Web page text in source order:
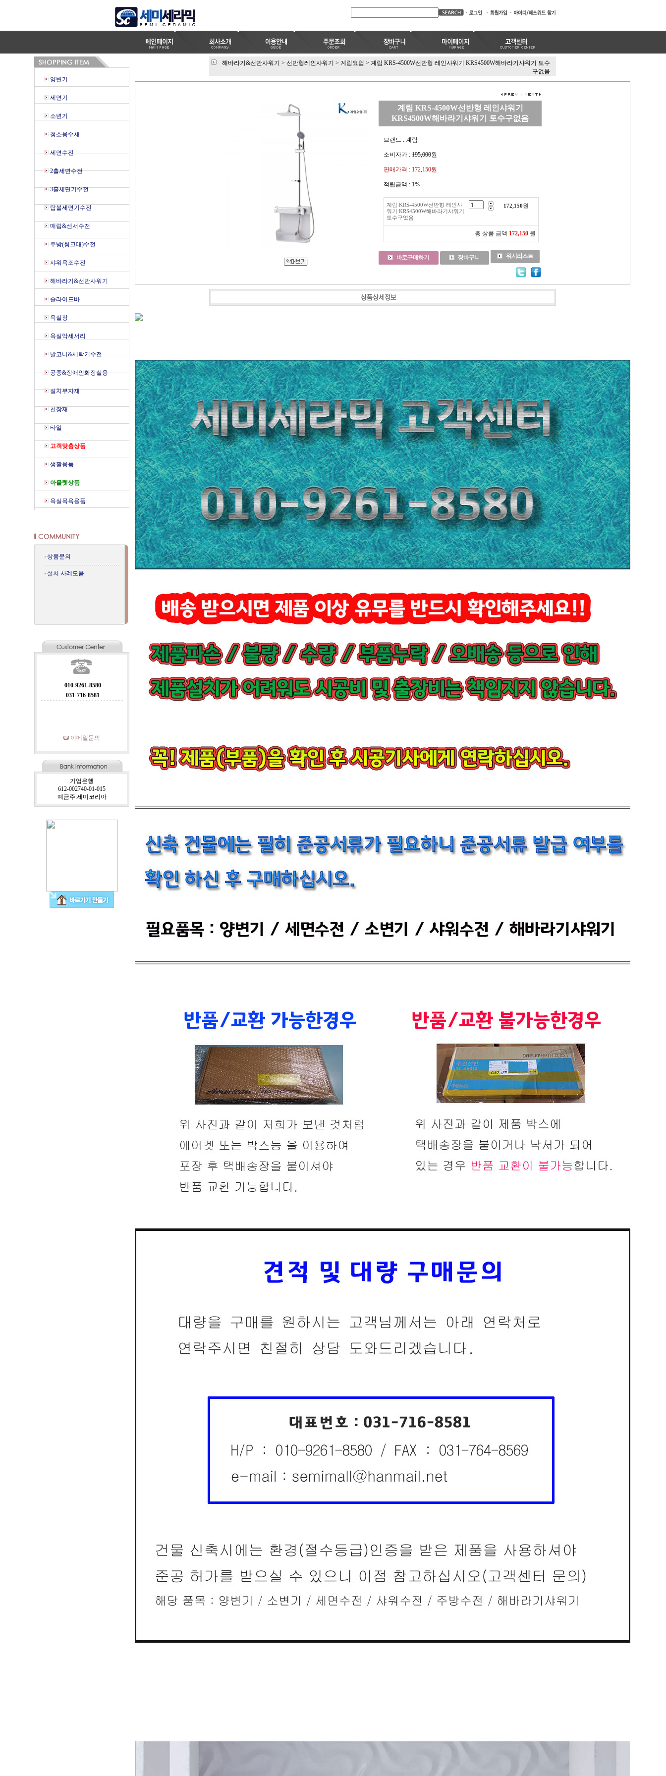
양변기
세면기
소변기
청소용수채
세면수전
2홀세면수전
3홀세면기수전
탑볼세면기수전
매립&센서수전
주방(씽크대)수전
샤워욕조수전
해바라기&선반샤워기
슬라이드바
욕실장
욕실악세서리
발코니&세탁기수전
공중&장애인화장실용
설치부자재
천장재
타일
고객맞춤상품
생활용품
아울렛상품
욕실목욕용품
상품문의
설치 사례모음
010-9261-8580
031-716-8581
이메일문의
기업은행
612-002740-01-015
예금주:세미코리아
해바라기&선반샤워기 > 선반형레인샤워기 > 계림요업 > 계림 KRS-4500W선반형 레인샤워기 KRS4500W해바라기샤워기 토수
구없음
계림 KRS-4500W선반형 레인샤워기
KRS4500W해바라기샤워기 토수구없음
브랜드 : 계림
소비자가 : 195,000원
판매가격 : 172,150원
적립금액 : 1%
계림 KRS-4500W선반형 레인샤
워기 KRS4500W해바라기샤워기
토수구없음
172,150원
총 상품 금액 172,150 원